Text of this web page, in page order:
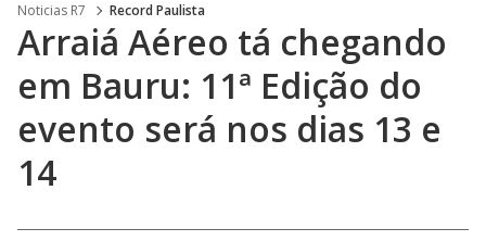
Noticias R7 Record Paulista
Arraiá Aéreo tá chegando
em Bauru: 11ª Edição do
evento será nos dias 13 e
14